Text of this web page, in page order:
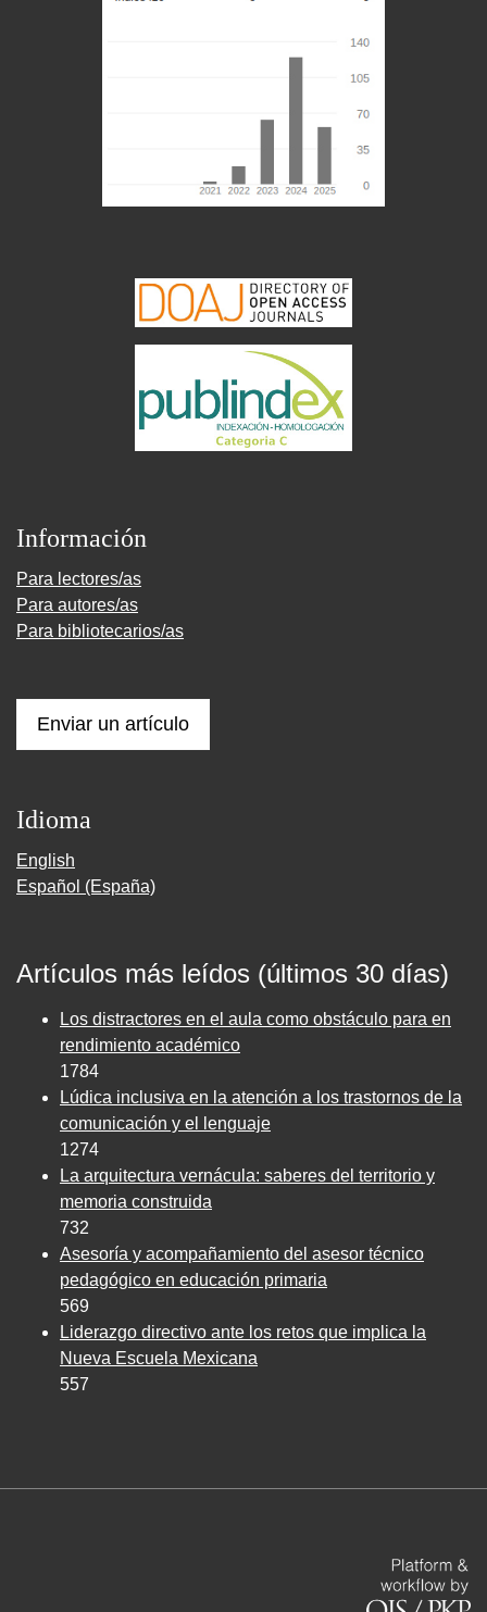
Información
Para lectores/as
Para autores/as
Para bibliotecarios/as
Enviar un artículo
Idioma
English
Español (España)
Artículos más leídos (últimos 30 días)
Los distractores en el aula como obstáculo para en
rendimiento académico
1784
Lúdica inclusiva en la atención a los trastornos de la
comunicación y el lenguaje
1274
La arquitectura vernácula: saberes del territorio y
memoria construida
732
Asesoría y acompañamiento del asesor técnico
pedagógico en educación primaria
569
Liderazgo directivo ante los retos que implica la
Nueva Escuela Mexicana
557